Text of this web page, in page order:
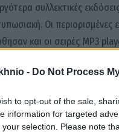
- Do Not Process
to opt-out of the sale,
information for targeted
your selection. Please note
συλλεκτικές
Οι περιορισμένες
και οι σειρές MP3